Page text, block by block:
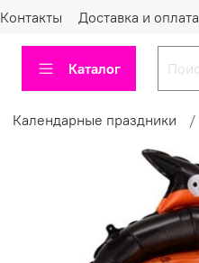
Контакты Доставка и оплата
Каталог
Календарные праздники